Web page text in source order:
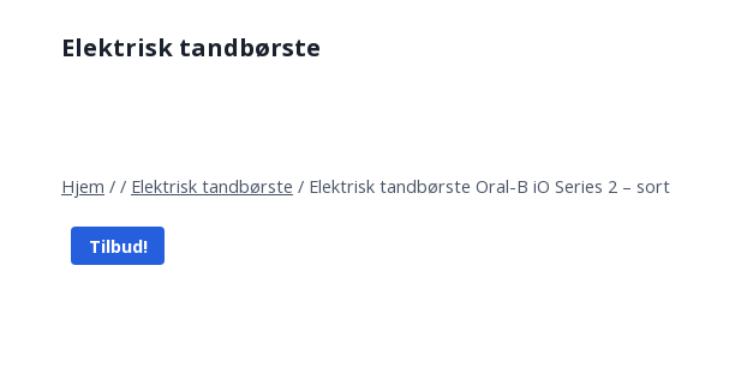
Elektrisk tandbørste
Hjem / / Elektrisk tandbørste / Elektrisk tandbørste Oral-B iO Series 2 – sort
Tilbud!